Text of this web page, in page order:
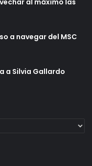
a navegar del MSC
a Silvia Gallardo